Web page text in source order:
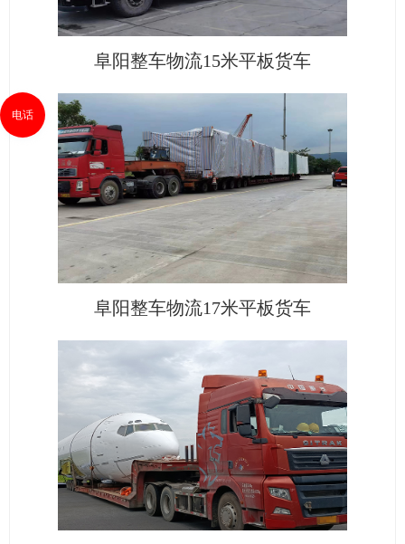
阜阳整车物流15米平板货车
阜阳整车物流17米平板货车
电话